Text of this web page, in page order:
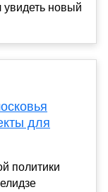
увидеть новый
для
политики